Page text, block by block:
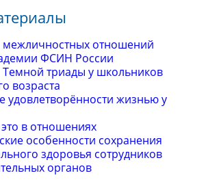
межличностных отношений
ФСИН России
триады у школьников
возраста
удовлетворённости жизнью у
в отношениях
особенности сохранения
здоровья сотрудников
органов